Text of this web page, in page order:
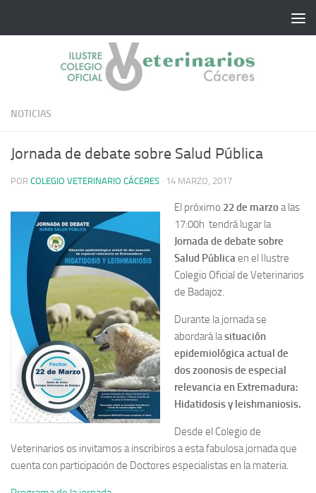
NOTICIAS
Jornada de debate sobre Salud Pública
POR COLEGIO VETERINARIO CÁCERES · 14 MARZO, 2017
El próximo 22 de marzoa las
17:00h tendrá lugar la
Jornada de debate sobre
Salud Pública en el Ilustre
Colegio Oficial de Veterinarios
de Badajoz.
Durante la jornada se
abordará lasituación
epidemiológica actual de
dos zoonosis de especial
relevancia en Extremadura:
Hidatidosis y leishmaniosis.
Desde el Colegio de
Veterinarios os invitamos a inscribiros a esta fabulosa jornada que
cuenta con participación de Doctores especialistas en la materia.